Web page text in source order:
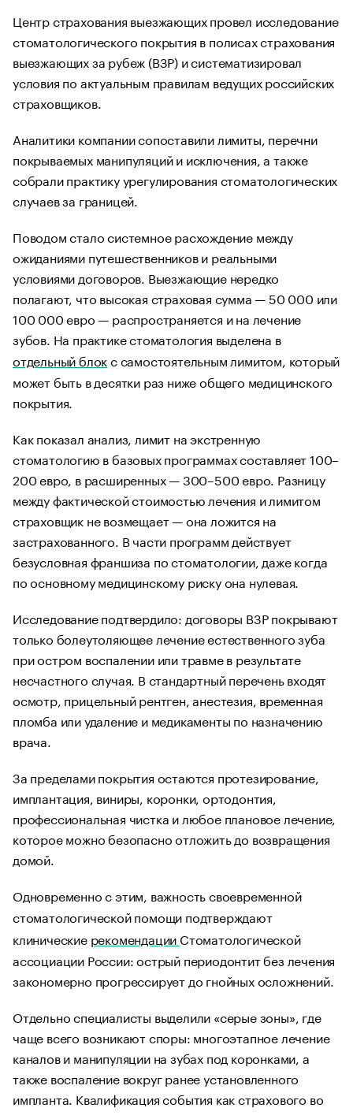
Центр страхования выезжающих провел исследование
стоматологического покрытия в полисах страхования
выезжающих за рубеж (ВЗР) и систематизировал
условия по актуальным правилам ведущих российских
страховщиков.
Аналитики компании сопоставили лимиты, перечни
покрываемых манипуляций и исключения, а также
собрали практику урегулирования стоматологических
случаев за границей.
Поводом стало системное расхождение между
ожиданиями путешественников и реальными
условиями договоров. Выезжающие нередко
полагают, что высокая страховая сумма — 50 000 или
100 000 евро — распространяется и на лечение
зубов. На практике стоматология выделена в
отдельный блокс самостоятельным лимитом, который
может быть в десятки раз ниже общего медицинского
покрытия.
Как показал анализ, лимит на экстренную
стоматологию в базовых программах составляет 100–
200 евро, в расширенных — 300–500 евро. Разницу
между фактической стоимостью лечения и лимитом
страховщик не возмещает — она ложится на
застрахованного. В части программ действует
безусловная франшиза по стоматологии, даже когда
по основному медицинскому риску она нулевая.
Исследование подтвердило: договоры ВЗР покрывают
только болеутоляющее лечение естественного зуба
при остром воспалении или травме в результате
несчастного случая. В стандартный перечень входят
осмотр, прицельный рентген, анестезия, временная
пломба или удаление и медикаменты по назначению
врача.
За пределами покрытия остаются протезирование,
имплантация, виниры, коронки, ортодонтия,
профессиональная чистка и любое плановое лечение,
которое можно безопасно отложить до возвращения
домой.
Одновременно с этим, важность своевременной
стоматологической помощи подтверждают
клинические рекомендации Стоматологической
ассоциации России: острый периодонтит без лечения
закономерно прогрессирует до гнойных осложнений.
Отдельно специалисты выделили «серые зоны», где
чаще всего возникают споры: многоэтапное лечение
каналов и манипуляции на зубах под коронками, а
также воспаление вокруг ранее установленного
импланта. Квалификация события как страхового во